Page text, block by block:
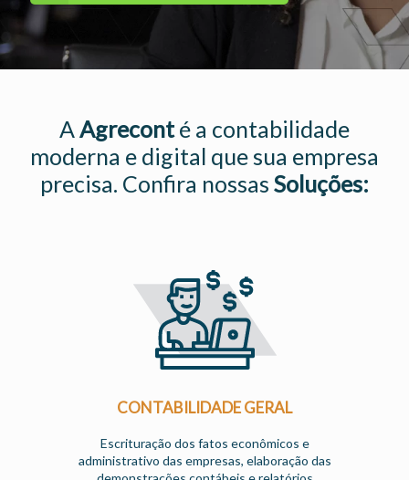
AAgreconté a contabilidade
moderna e digital que sua empresa
precisa. Confira nossas Soluções:
CONTABILIDADE GERAL
Escrituração dos fatos econômicos e
administrativo das empresas, elaboração das